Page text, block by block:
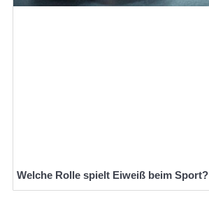
Welche Rolle spielt Eiweiß beim Sport?